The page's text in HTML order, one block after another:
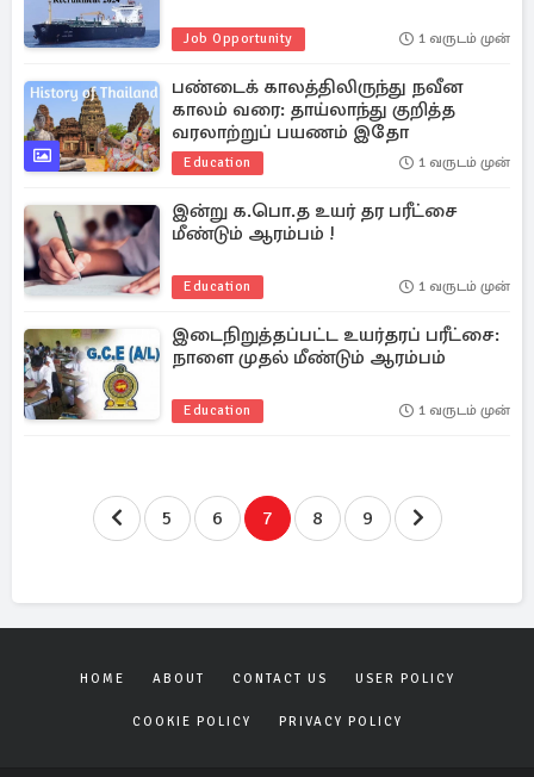
Job Opportunity 1 வருடம் முன்
பண்டைக் காலத்திலிருந்து நவீன
காலம் வரை: தாய்லாந்து குறித்த
வரலாற்றுப் பயணம் இதோ
Education 1 வருடம் முன்
இன்று க.பொ.த உயர் தர பரீட்சை
மீண்டும் ஆரம்பம் !
Education 1 வருடம் முன்
இடைநிறுத்தப்பட்ட உயர்தரப் பரீட்சை:
நாளை முதல் மீண்டும் ஆரம்பம்
Education 1 வருடம் முன்
5 6 7 8 9
HOME ABOUT CONTACT US USER POLICY
COOKIE POLICY PRIVACY POLICY